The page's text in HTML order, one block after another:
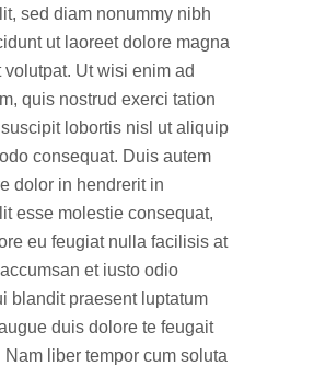
sed diam nonummy nibh
ut laoreet dolore magna
Ut wisi enim ad
quis nostrud exerci tation
lobortis nisl ut aliquip
consequat. Duis autem
dolor in hendrerit in
esse molestie consequat,
eu feugiat nulla facilisis at
et iusto odio
blandit praesent luptatum
duis dolore te feugait
liber tempor cum soluta